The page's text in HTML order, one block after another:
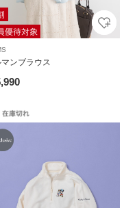
マンブラウス